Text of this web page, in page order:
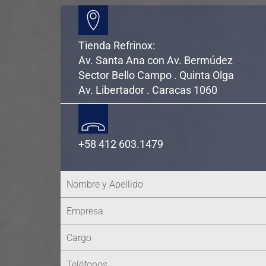
Tienda Refrinox:
Av. Santa Ana con Av. Bermúdez
Sector Bello Campo . Quinta Olga
Av. Libertador . Caracas 1060
+58 412 603.1479